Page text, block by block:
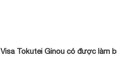
Visa Tokutei Ginou có được làm